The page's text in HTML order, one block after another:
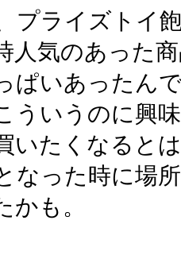
プライズトイ
人気のあった
ぱいあったん
ういうのに興
いたくなると
なった時に場
かも。